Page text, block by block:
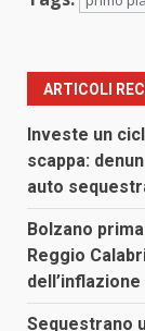
ARTICOLI
Investe un
scappa:
auto
Bolzano
Reggio
dell’inflazione
Sequestrano